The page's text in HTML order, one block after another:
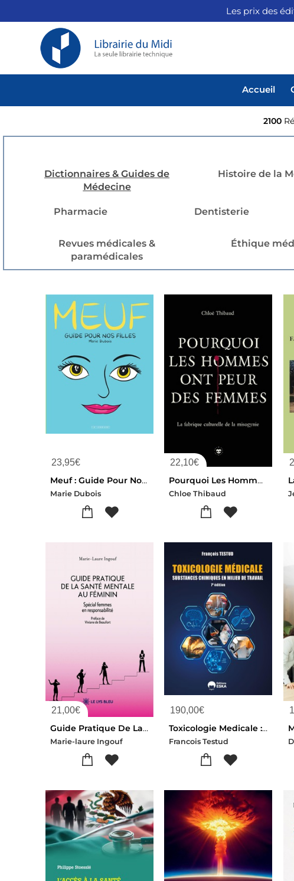
Les prix des
Accueil
2100
Dictionnaires & Guides de
Médecine
Histoire de la
Pharmacie
Dentisterie
Revues médicales &
paramédicales
Éthique
23,95€
Meuf : Guide Pour Nos Filles
Marie Dubois
22,10€
Pourquoi Les Hommes Ont Peur Des Femmes : La Fabrique Culturelle De La Misogynie
Chloe Thibaud
21,00€
Guide Pratique De La Sante Mentale Au Feminin : Special Femmes En Responsabilite
Marie-laure Ingouf
190,00€
Toxicologie Medicale : Substances Chimiques En Milieu De Travail (7e Edition)
Francois Testud